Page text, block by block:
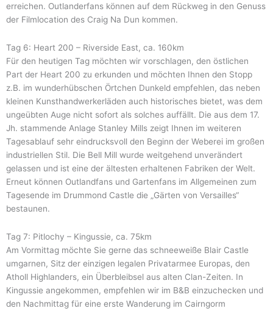
erreichen. Outlanderfans können auf dem Rückweg in den Genuss
der Filmlocation des Craig Na Dun kommen.
Tag 6: Heart 200 – Riverside East, ca. 160km
Für den heutigen Tag möchten wir vorschlagen, den östlichen
Part der Heart 200 zu erkunden und möchten Ihnen den Stopp
z.B. im wunderhübschen Örtchen Dunkeld empfehlen, das neben
kleinen Kunsthandwerkerläden auch historisches bietet, was dem
ungeübten Auge nicht sofort als solches auffällt. Die aus dem 17.
Jh. stammende Anlage Stanley Mills zeigt Ihnen im weiteren
Tagesablauf sehr eindrucksvoll den Beginn der Weberei im großen
industriellen Stil. Die Bell Mill wurde weitgehend unverändert
gelassen und ist eine der ältesten erhaltenen Fabriken der Welt.
Erneut können Outlandfans und Gartenfans im Allgemeinen zum
Tagesende im Drummond Castle die „Gärten von Versailles“
bestaunen.
Tag 7: Pitlochy – Kingussie, ca. 75km
Am Vormittag möchte Sie gerne das schneeweiße Blair Castle
umgarnen, Sitz der einzigen legalen Privatarmee Europas, den
Atholl Highlanders, ein Überbleibsel aus alten Clan-Zeiten. In
Kingussie angekommen, empfehlen wir im B&B einzuchecken und
den Nachmittag für eine erste Wanderung im Cairngorm